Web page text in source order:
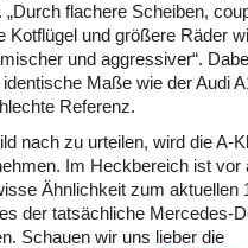
„Durch flachere Scheiben,
Kotflügel und größere Räder
und aggressiver“.
Maße wie der Audi
Referenz.
nach zu urteilen, wird die A-
Im Heckbereich ist vor
Ähnlichkeit zum aktuellen
der tatsächliche Mercedes-
Schauen wir uns lieber die